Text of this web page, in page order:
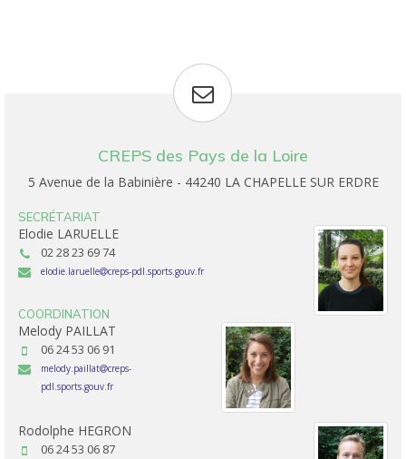
CREPS des Pays de la Loire
5 Avenue de la Babinière - 44240 LA CHAPELLE SUR ERDRE
SECRÉTARIAT
Elodie LARUELLE
02 28 23 69 74
elodie.laruelle creps-pdl.sports.gouv.fr
COORDINATION
Melody PAILLAT
06 24 53 06 91
melody.paillat
creps-
pdl.sports.gouv.fr
Rodolphe HEGRON
06 24 53 06 87